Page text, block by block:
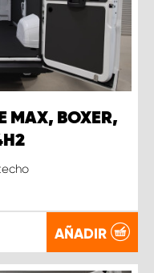
MAX, BOXER,
AÑADIR